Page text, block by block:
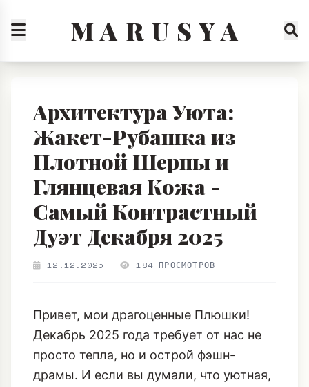
M A R U S Y A
Архитектура Уюта:
Жакет-Рубашка из
Плотной Шерпы и
Глянцевая Кожа -
Самый Контрастный
Дуэт Декабря 2025
12.12.2025 184 ПРОСМОТРОВ
Привет, мои драгоценные Плюшки!
Декабрь 2025 года требует от нас не
просто тепла, но и острой фэшн-
драмы. И если вы думали, что уютная,